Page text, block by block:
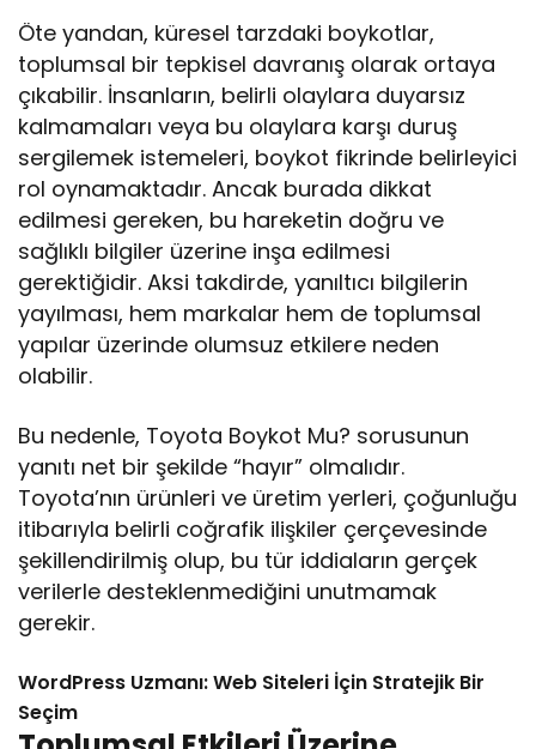
Öte yandan, küresel tarzdaki boykotlar,
toplumsal bir tepkisel davranış olarak ortaya
çıkabilir. İnsanların, belirli olaylara duyarsız
kalmamaları veya bu olaylara karşı duruş
sergilemek istemeleri, boykot fikrinde belirleyici
rol oynamaktadır. Ancak burada dikkat
edilmesi gereken, bu hareketin doğru ve
sağlıklı bilgiler üzerine inşa edilmesi
gerektiğidir. Aksi takdirde, yanıltıcı bilgilerin
yayılması, hem markalar hem de toplumsal
yapılar üzerinde olumsuz etkilere neden
olabilir.
Bu nedenle, Toyota Boykot Mu? sorusunun
yanıtı net bir şekilde “hayır” olmalıdır.
Toyota’nın ürünleri ve üretim yerleri, çoğunluğu
itibarıyla belirli coğrafik ilişkiler çerçevesinde
şekillendirilmiş olup, bu tür iddiaların gerçek
verilerle desteklenmediğini unutmamak
gerekir.
WordPress Uzmanı: Web Siteleri İçin Stratejik Bir
Seçim